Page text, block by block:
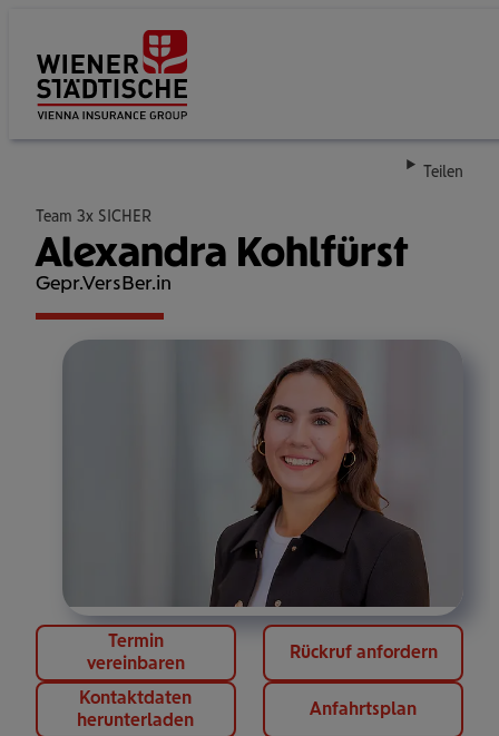
Teilen
Team 3x SICHER
Alexandra Kohlfürst
Gepr.VersBer.in
Termin
vereinbaren
Rückruf anfordern
Kontaktdaten
herunterladen
Anfahrtsplan